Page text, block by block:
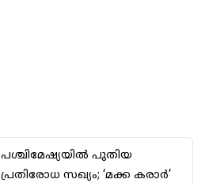
പശ്ചിമേഷ്യയില്‍ പുതിയ
പ്രതിരോധ സഖ്യം; ‘മക്ക കരാര്‍’